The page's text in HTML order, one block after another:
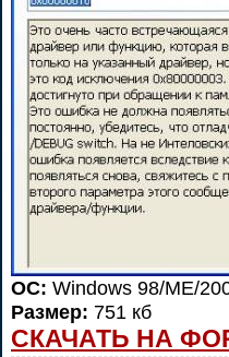
ОС: Windows 98/ME/
Размер: 751 кб
СКАЧАТЬ НА